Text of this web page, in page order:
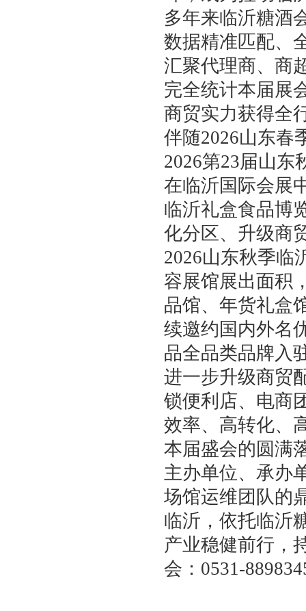
多年来临沂糖酒
数据精准匹配、
汇聚代理商、商
完全统计本届展
商贸实力获得全
伴随2026山东春
2026第23届山
在临沂国际会展
临沂礼盒食品博
化分区、升级商
2026山东秋季临
容展馆展出面积
品馆、年货礼盒
续邀约国内外名
品全品类品牌入
进一步升级商贸
锁便利店、电商
效率、高转化、
本届盛会的圆满
主办单位、承办
场馆运维团队的
临沂，依托临沂
产业稳健前行，
会：0531-